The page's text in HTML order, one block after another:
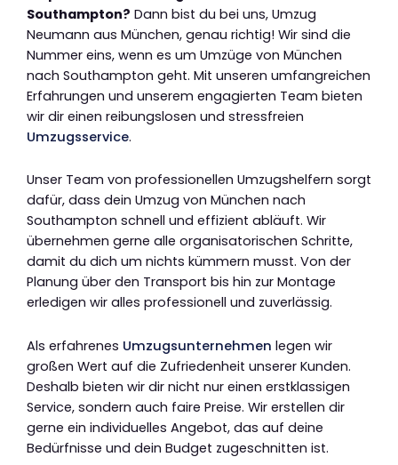
Southampton? Dann bist du bei uns, Umzug
Neumann aus München, genau richtig! Wir sind die
Nummer eins, wenn es um Umzüge von München
nach Southampton geht. Mit unseren umfangreichen
Erfahrungen und unserem engagierten Team bieten
wir dir einen reibungslosen und stressfreien
Umzugsservice.
Unser Team von professionellen Umzugshelfern sorgt
dafür, dass dein Umzug von München nach
Southampton schnell und effizient abläuft. Wir
übernehmen gerne alle organisatorischen Schritte,
damit du dich um nichts kümmern musst. Von der
Planung über den Transport bis hin zur Montage
erledigen wir alles professionell und zuverlässig.
Als erfahrenes Umzugsunternehmen legen wir
großen Wert auf die Zufriedenheit unserer Kunden.
Deshalb bieten wir dir nicht nur einen erstklassigen
Service, sondern auch faire Preise. Wir erstellen dir
gerne ein individuelles Angebot, das auf deine
Bedürfnisse und dein Budget zugeschnitten ist.